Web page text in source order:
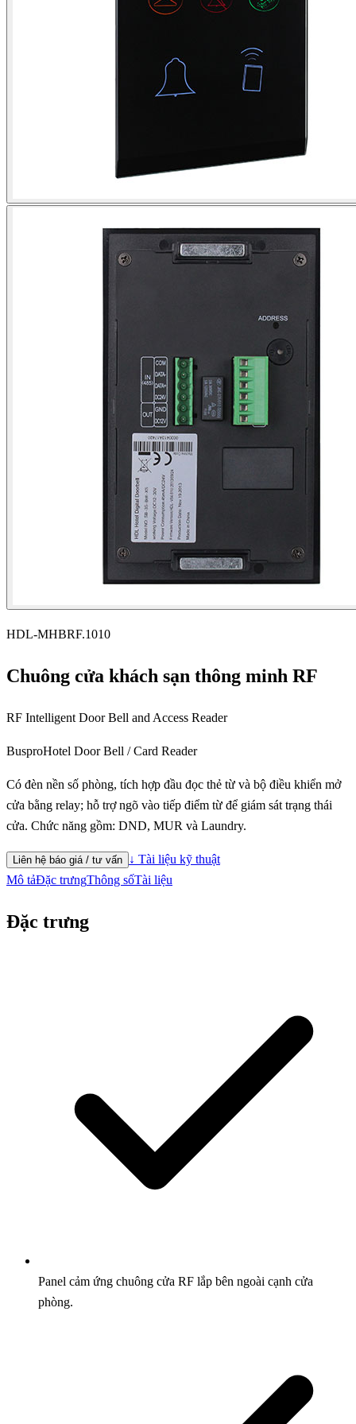
HDL-MHBRF.1010
Chuông cửa khách sạn thông minh RF
RF Intelligent Door Bell and Access Reader
BusproHotel Door Bell / Card Reader
Có đèn nền số phòng, tích hợp đầu đọc thẻ từ và bộ điều khiển mở
cửa bằng relay; hỗ trợ ngõ vào tiếp điểm từ để giám sát trạng thái
cửa. Chức năng gồm: DND, MUR và Laundry.
Liên hệ báo giá / tư vấn
↓ Tài liệu kỹ thuật
Mô tảĐặc trưngThông sốTài liệu
Đặc trưng
Panel cảm ứng chuông cửa RF lắp bên ngoài cạnh cửa
phòng.